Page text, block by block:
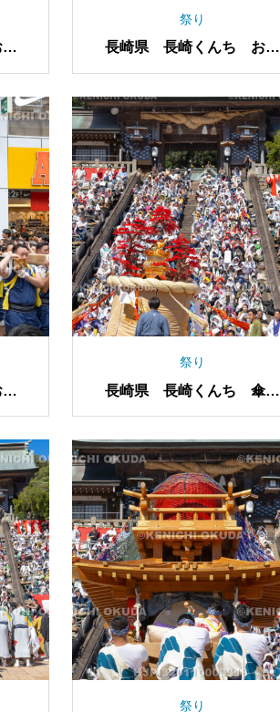
祭り
長崎県 長崎くんち お上
り 神輿
祭り
長崎県 長崎くんち 傘鉾
（新大工町）
祭り